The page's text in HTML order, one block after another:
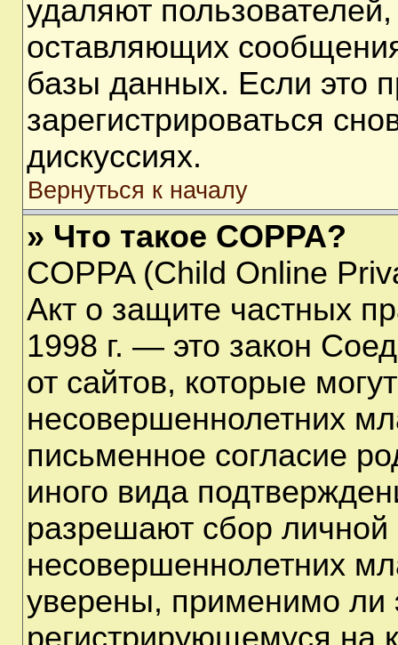
удаляют
оставляющих
базы данных. Если это
зарегистрироваться
дискуссиях.
Вернуться к началу
» Что такое COPPA?
COPPA (Child Online
Акт о защите частных
1998 г. — это закон
от сайтов, которые
несовершеннолетних
письменное согласие
иного вида
разрешают сбор
несовершеннолетних
уверены, применимо ли
регистрирующемуся на